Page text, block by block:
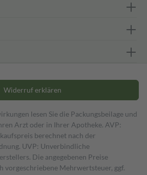
Widerruf erklären
lesen Sie die Packungsbeilage und
Arzt oder in Ihrer Apotheke. AVP:
berechnet nach der
UVP: Unverbindliche
Die angegebenen Preise
vorgeschriebene Mehrwertsteuer, ggf.